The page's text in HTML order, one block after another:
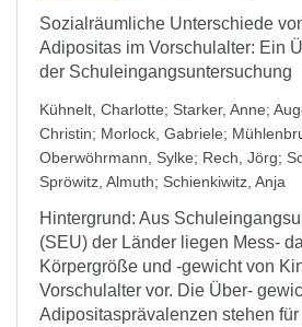
Sozialräumliche Unterschiede
Adipositas im Vorschulalter: Ein
der Schuleingangsuntersuchung
Kühnelt, Charlotte; Starker, Anne;
Christin; Morlock, Gabriele;
Oberwöhrmann, Sylke; Rech, Jörg;
Spröwitz, Almuth; Schienkiwitz, Anja
Hintergrund: Aus
(SEU) der Länder liegen Mess-
Körpergröße und -gewicht von
Vorschulalter vor. Die Über-
Adipositasprävalenzen stehen